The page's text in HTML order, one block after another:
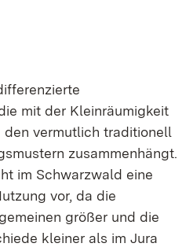
mit der Kleinräumigkeit
vermutlich traditionell
zusammenhängt.
im Schwarzwald eine
vor, da die
größer und die
kleiner als im Jura